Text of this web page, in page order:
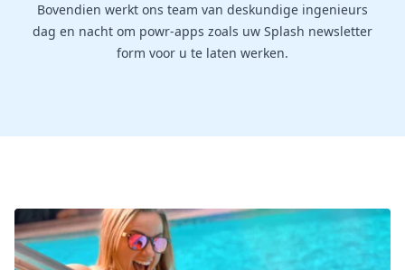
Bovendien werkt ons team van deskundige ingenieurs
dag en nacht om powr-apps zoals uw Splash newsletter
form voor u te laten werken.